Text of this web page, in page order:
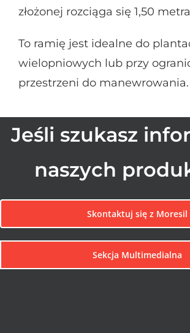
złożonej rozciąga się 1,50 metra
To ramię jest idealne do
wielopniowych lub przy
przestrzeni do manewrowania.
Jeśli szukasz
naszych
Skontaktuj się z Moresil
Sekcja Multimedialna